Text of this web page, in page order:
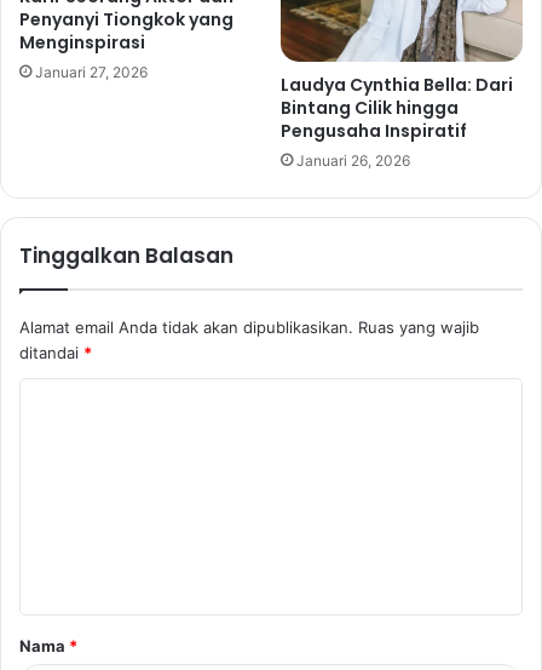
Penyanyi Tiongkok yang
Menginspirasi
Januari 27, 2026
Laudya Cynthia Bella: Dari
Bintang Cilik hingga
Pengusaha Inspiratif
Januari 26, 2026
Tinggalkan Balasan
Alamat email Anda tidak akan dipublikasikan. Ruas yang wajib
ditandai *
a
r
Nama *